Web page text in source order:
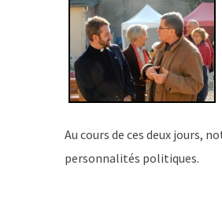
Au cours de ces deux jours,
personnalités politiques.